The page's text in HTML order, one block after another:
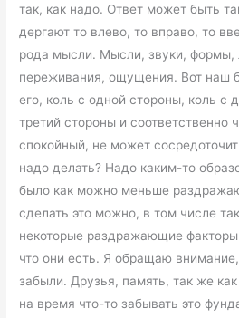
так, как надо. Ответ может быть
дергают то влево, то вправо, то
рода мысли. Мысли, звуки, формы,
переживания, ощущения. Вот наш
его, коль с одной стороны, коль с
третий стороны и соответственно
спокойный, не может
надо делать? Надо каким-то
было как можно меньше
сделать это можно, в том числе
некоторые раздражающие
что они есть. Я обращаю
забыли. Друзья, память, так же
на время что-то забывать это